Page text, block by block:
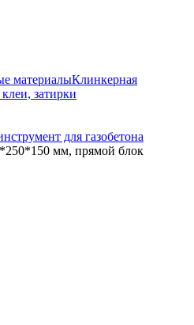
материалыКлинкерная
затирки
для газобетона
мм, прямой блок